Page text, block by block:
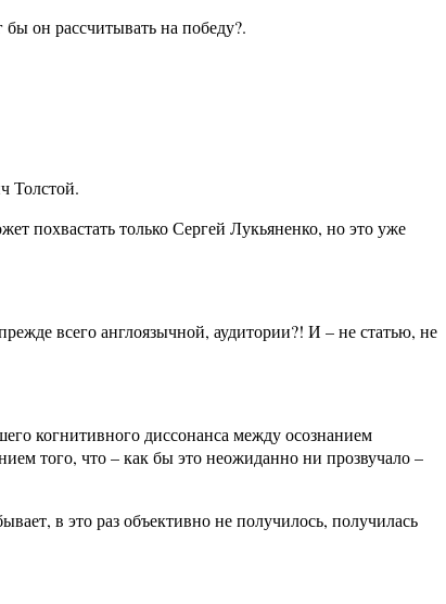
он рассчитывать на победу?.
Толстой.
похвастать только Сергей Лукьяненко, но это уже
всего англоязычной, аудитории?! И – не статью, не
когнитивного диссонанса между осознанием
того, что – как бы это неожиданно ни прозвучало –
в это раз объективно не получилось, получилась